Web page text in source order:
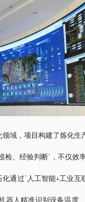
域，项目构建了炼化生
检、经验判断”，不仅效
通过“人工智能+工业互
器人精准识别设备温度